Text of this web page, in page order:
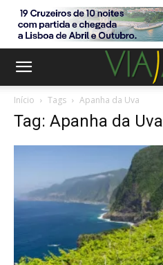
Início Tags Apanha da Uva
Tag: Apanha da Uva